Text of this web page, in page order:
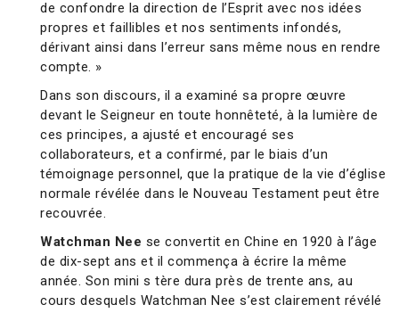
de confondre la direction de l’Esprit avec nos idées
propres et faillibles et nos sentiments infondés,
dérivant ainsi dans l’erreur sans même nous en rendre
compte. »
Dans son discours, il a examiné sa propre œuvre
devant le Seigneur en toute honnêteté, à la lumière de
ces principes, a ajusté et encouragé ses
collaborateurs, et a confirmé, par le biais d’un
témoignage personnel, que la pratique de la vie d’église
normale révélée dans le Nouveau Testament peut être
recouvrée.
Watchman Nee se convertit en Chine en 1920 à l’âge
de dix-sept ans et il commença à écrire la même
année. Son mini s tère dura près de trente ans, au
cours desquels Watchman Nee s’est clairement révélé